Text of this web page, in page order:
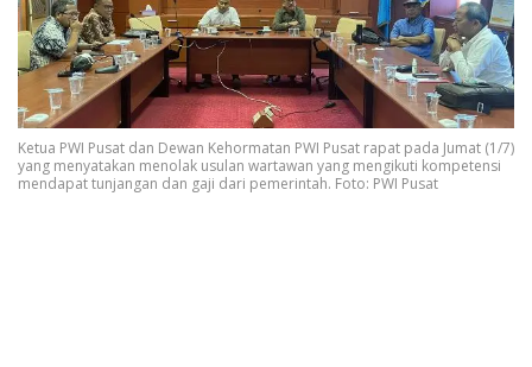
Ketua PWI Pusat dan Dewan Kehormatan PWI Pusat rapat pada Jumat (1/7)
yang menyatakan menolak usulan wartawan yang mengikuti kompetensi
mendapat tunjangan dan gaji dari pemerintah. Foto: PWI Pusat